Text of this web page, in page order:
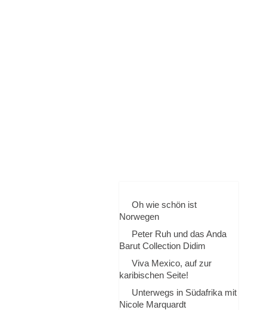
Oh wie schön ist
Norwegen
Peter Ruh und das Anda
Barut Collection Didim
Viva Mexico, auf zur
karibischen Seite!
Unterwegs in Südafrika mit
Nicole Marquardt
Suchen & Buchen